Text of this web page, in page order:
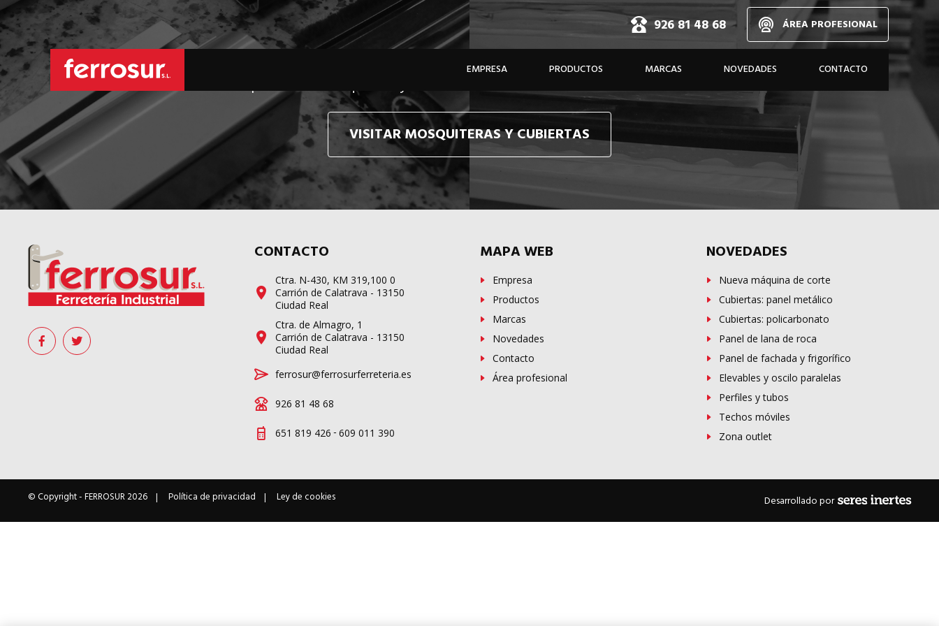
926 81 48 68 ÁREA PROFESIONAL
EMPRESA PRODUCTOS MARCAS NOVEDADES CONTACTO
Le hacemos llegar, allí donde esté, y en tiempo récord,
sus pedidos de mosquiteras y sistemas de cubiertas confeccionadosA MEDIDA
VISITAR MOSQUITERAS Y CUBIERTAS
CONTACTO
Ctra. N-430, KM 319,100 0
Carrión de Calatrava - 13150
Ciudad Real
Ctra. de Almagro, 1
Carrión de Calatrava - 13150
Ciudad Real
ferrosur@ferrosurferreteria.es
926 81 48 68
651 819 426 - 609 011 390
MAPA WEB
Empresa
Productos
Marcas
Novedades
Contacto
Área profesional
NOVEDADES
Nueva máquina de corte
Cubiertas: panel metálico
Cubiertas: policarbonato
Panel de lana de roca
Panel de fachada y frigorífico
Elevables y oscilo paralelas
Perfiles y tubos
Techos móviles
Zona outlet
© Copyright -FERROSUR2026 Política de privacidad Ley de cookies Desarrollado por